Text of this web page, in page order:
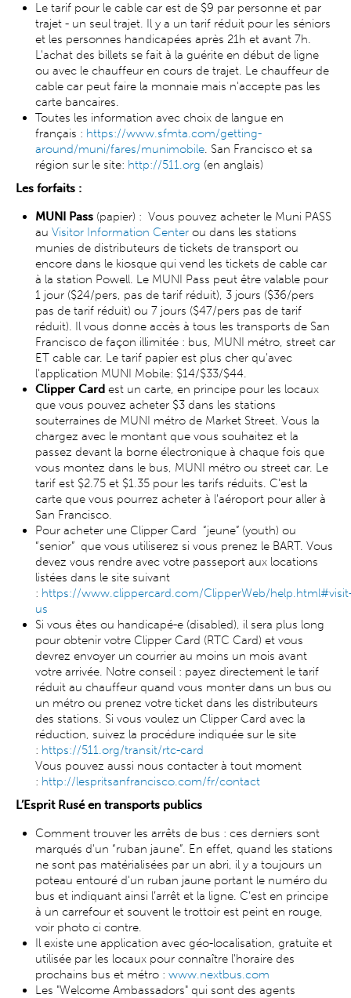
Le tarif pour le cable car est de $9 par personne et par
trajet - un seul trajet. Il y a un tarif réduit pour les séniors
et les personnes handicapées après 21h et avant 7h.
L'achat des billets se fait à la guérite en début de ligne
ou avec le chauffeur en cours de trajet. Le chauffeur de
cable car peut faire la monnaie mais n'accepte pas les
carte bancaires.
Toutes les information avec choix de langue en
français : https://www.sfmta.com/getting-
around/muni/fares/munimobile. San Francisco et sa
région sur le site: http://511.org (en anglais)
Les forfaits :
​MUNI Pass (papier) : Vous pouvez acheter le Muni PASS
au Visitor Information Center ou dans les stations
munies de distributeurs de tickets de transport ou
encore dans le kiosque qui vend les tickets de cable car
à la station Powell. Le MUNI Pass peut être valable pour
1 jour ($24/pers, pas de tarif réduit), 3 jours ($36/pers
pas de tarif réduit) ou 7 jours ($47/pers pas de tarif
réduit). Il vous donne accès à tous les transports de San
Francisco de façon illimitée : bus, MUNI métro, street car
ET cable car. Le tarif papier est plus cher qu'avec
l'application MUNI Mobile: $14/$33/$44.
Clipper Card est un carte, en principe pour les locaux
que vous pouvez acheter $3 dans les stations
souterraines de MUNI métro de Market Street. Vous la
chargez avec le montant que vous souhaitez et la
passez devant la borne électronique à chaque fois que
vous montez dans le bus, MUNI métro ou street car. Le
tarif est $2.75 et $1.35 pour les tarifs réduits. C'est la
carte que vous pourrez acheter à l'aéroport pour aller à
San Francisco.
Pour acheter une Clipper Card “jeune” (youth) ou
“senior” que vous utiliserez si vous prenez le BART. Vous
devez vous rendre avec votre passeport aux locations
listées dans le site suivant
: https://www.clippercard.com/ClipperWeb/
us
Si vous êtes ou handicapé-e (disabled), il sera plus long
pour obtenir votre Clipper Card (RTC Card) et vous
devrez envoyer un courrier au moins un mois avant
votre arrivée. Notre conseil : payez directement le tarif
réduit au chauffeur quand vous monter dans un bus ou
un métro ou prenez votre ticket dans les distributeurs
des stations. Si vous voulez un Clipper Card avec la
réduction, suivez la procédure indiquée sur le site
: https://511.org/transit/rtc-card
Vous pouvez aussi nous contacter à tout moment
: http://lespritsanfrancisco.com/fr/contact
L’Esprit Rusé en transports publics
Comment trouver les arrêts de bus : ces derniers sont
marqués d'un “ruban jaune”. En effet, quand les stations
ne sont pas matérialisées par un abri, il y a toujours un
poteau entouré d'un ruban jaune portant le numéro du
bus et indiquant ainsi l’arrêt et la ligne. C’est en principe
à un carrefour et souvent le trottoir est peint en rouge,
voir photo ci contre.
Il existe une application avec géo-localisation, gratuite et
utilisée par les locaux pour connaître l'horaire des
prochains bus et métro : www.nextbus.com
Les "Welcome Ambassadors" qui sont des agents